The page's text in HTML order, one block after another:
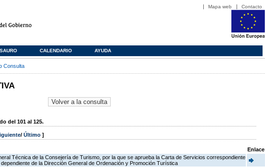
Mapa web Contacto
CALENDARIO AYUDA
Consulta
del 101 al 125.
/ Último ]
Enlace
Técnica de la Consejería de Turismo, por la que se aprueba la Carta de Servicios correspondiente
de la Dirección General de Ordenación y Promoción Turística